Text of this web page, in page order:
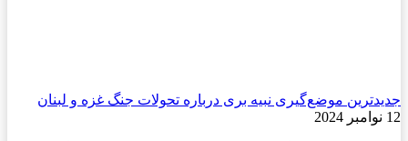
جدیدترین موضع‌گیری نبیه بری درباره تحولات جنگ غزه و لبنان
12 نوامبر 2024